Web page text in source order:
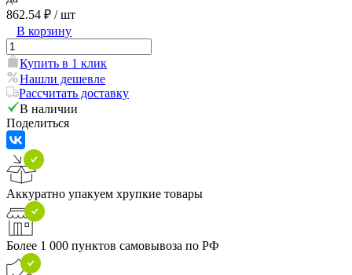
862.54 ₽ / шт
В корзину
Купить в 1 клик
Нашли дешевле
Рассчитать доставку
В наличии
Поделиться
Аккуратно упакуем хрупкие товары
Более 1 000 пунктов самовывоза по РФ